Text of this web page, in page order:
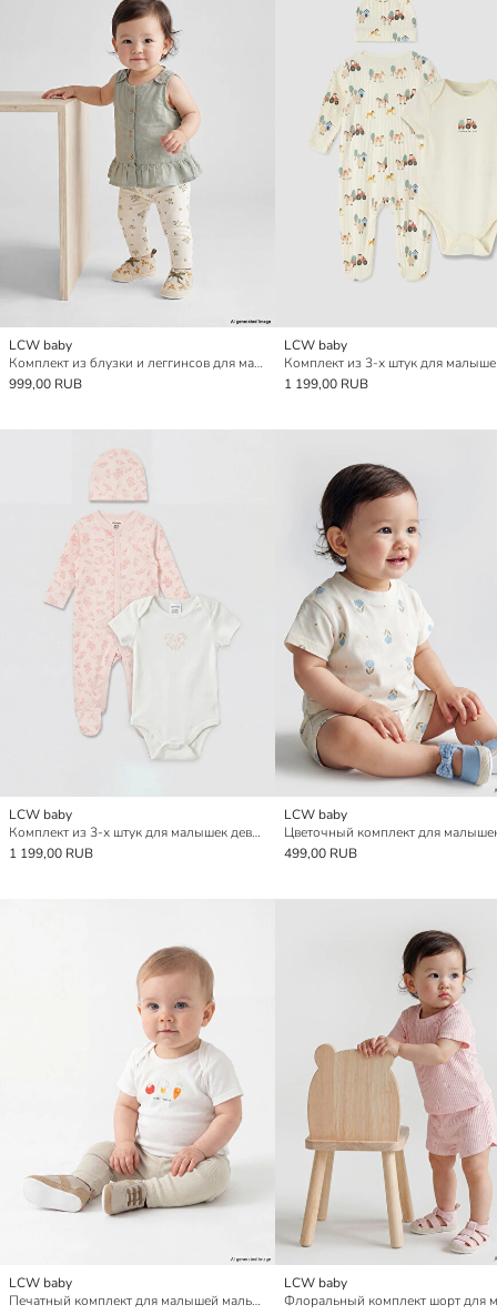
LCW baby
Комплект из блузки и леггинсов для малышек девочек с цветочным узором
999,00 RUB
LCW baby
1 199,00 RUB
LCW baby
Комплект из 3-х штук для малышек девочек с принтом
1 199,00 RUB
LCW baby
499,00 RUB
LCW baby
Печатный комплект для малышей мальчиков
LCW baby